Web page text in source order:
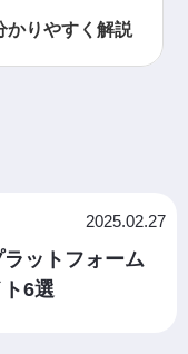
かりやすく解説
2025.02.27
ットフォーム
6選